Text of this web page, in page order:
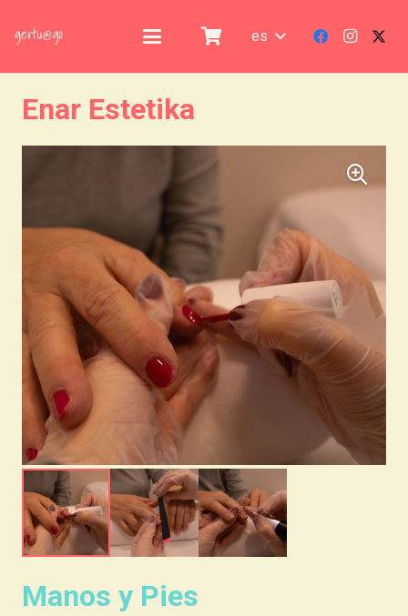
es
Enar Estetika
Manos y Pies